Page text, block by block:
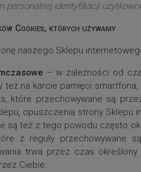
personalnej identyfikacji
Cookies, których używamy
naszego Sklepu
– w zależności od
też na karcie pamięci
które przechowywane są
opuszczenia strony Sklepu
są też z tego powodu często
z reguły przechowywane
trwa przez czas
Ciebie.